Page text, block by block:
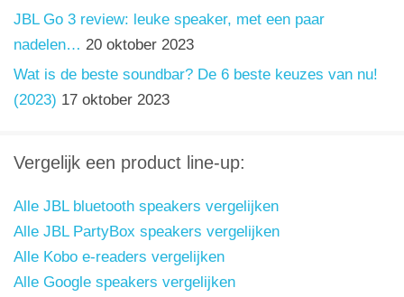
JBL Go 3 review: leuke speaker, met een paar
nadelen… 20 oktober 2023
Wat is de beste soundbar? De 6 beste keuzes van nu!
(2023) 17 oktober 2023
Vergelijk een product line-up:
Alle JBL bluetooth speakers vergelijken
Alle JBL PartyBox speakers vergelijken
Alle Kobo e-readers vergelijken
Alle Google speakers vergelijken